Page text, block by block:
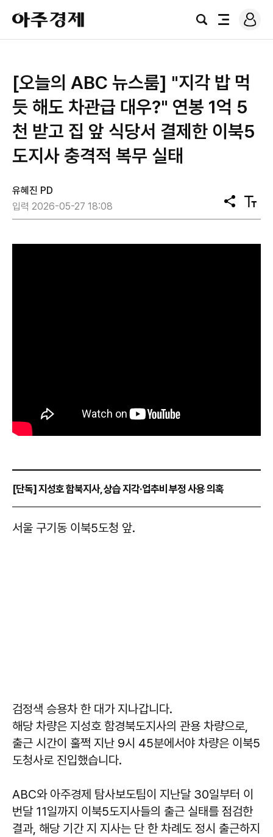
아
주
경
검
전
로
그
[오늘의 ABC 뉴스룸] "지각 밥 먹
듯 해도 차관급 대우?" 연봉 1억 5
천 받고 집 앞 식당서 결제한 이북5
도지사 충격적 복무 실태
유혜진 PD
입력 2026-05-27 18:08
공
유
텍
스
기
[단독] 지성호 함북지사, 상습 지각·업추비 부정 사용 의혹
서울 구기동 이북5도청 앞.
검정색 승용차 한 대가 지나갑니다.
해당 차량은 지성호 함경북도지사의 관용 차량으로,
출근 시간이 훌쩍 지난 9시 45분에서야 차량은 이북5
도청사로 진입했습니다.
ABC와 아주경제 탐사보도팀이 지난달 30일부터 이
번달 11일까지 이북5도지사들의 출근 실태를 점검한
결과, 해당 기간 지 지사는 단 한 차례도 정시 출근하지